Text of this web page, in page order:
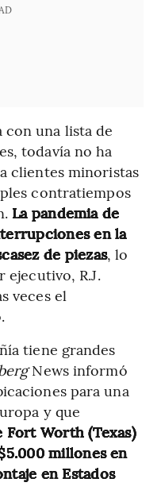
con una lista de
todavía no ha
clientes minoristas
contratiempos
La pandemia de
en la
de piezas, lo
ejecutivo, R.J.
veces el
tiene grandes
News informó
para una
y que
Fort Worth (Texas)
millones en
en Estados